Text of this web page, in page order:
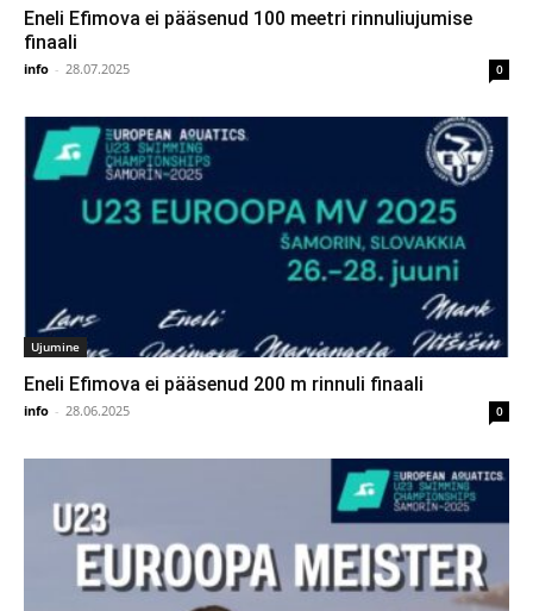
Eneli Efimova ei pääsenud 100 meetri rinnuliujumise
finaali
info - 28.07.2025 0
Ujumine
Eneli Efimova ei pääsenud 200 m rinnuli finaali
info - 28.06.2025 0